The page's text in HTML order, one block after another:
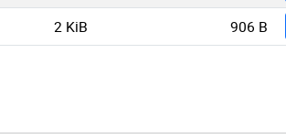
2 KiB 906 B